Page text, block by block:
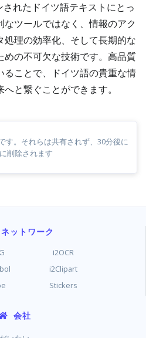
れたドイツ語テキストにとっ
なツールではなく、情報のアク
理の効率化、そして長期的な
めの不可欠な技術です。高品質
ることで、ドイツ語の貴重な情
と繋ぐことができます。
す。それらは共有されず、30分後に
削除されます
ットワーク
i2OCR
i2Clipart
Stickers
会社